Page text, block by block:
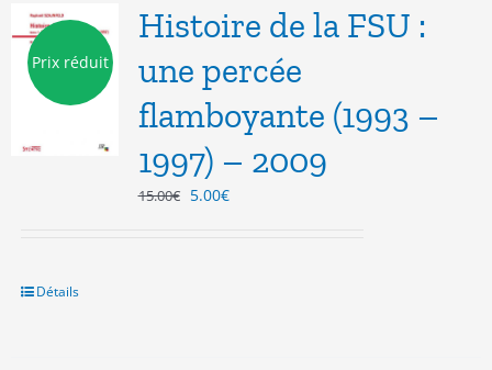
Prix réduit
Histoire de la FSU :
une percée
flamboyante (1993 –
1997) – 2009
15.00€ Le
5.00€Le
Détails